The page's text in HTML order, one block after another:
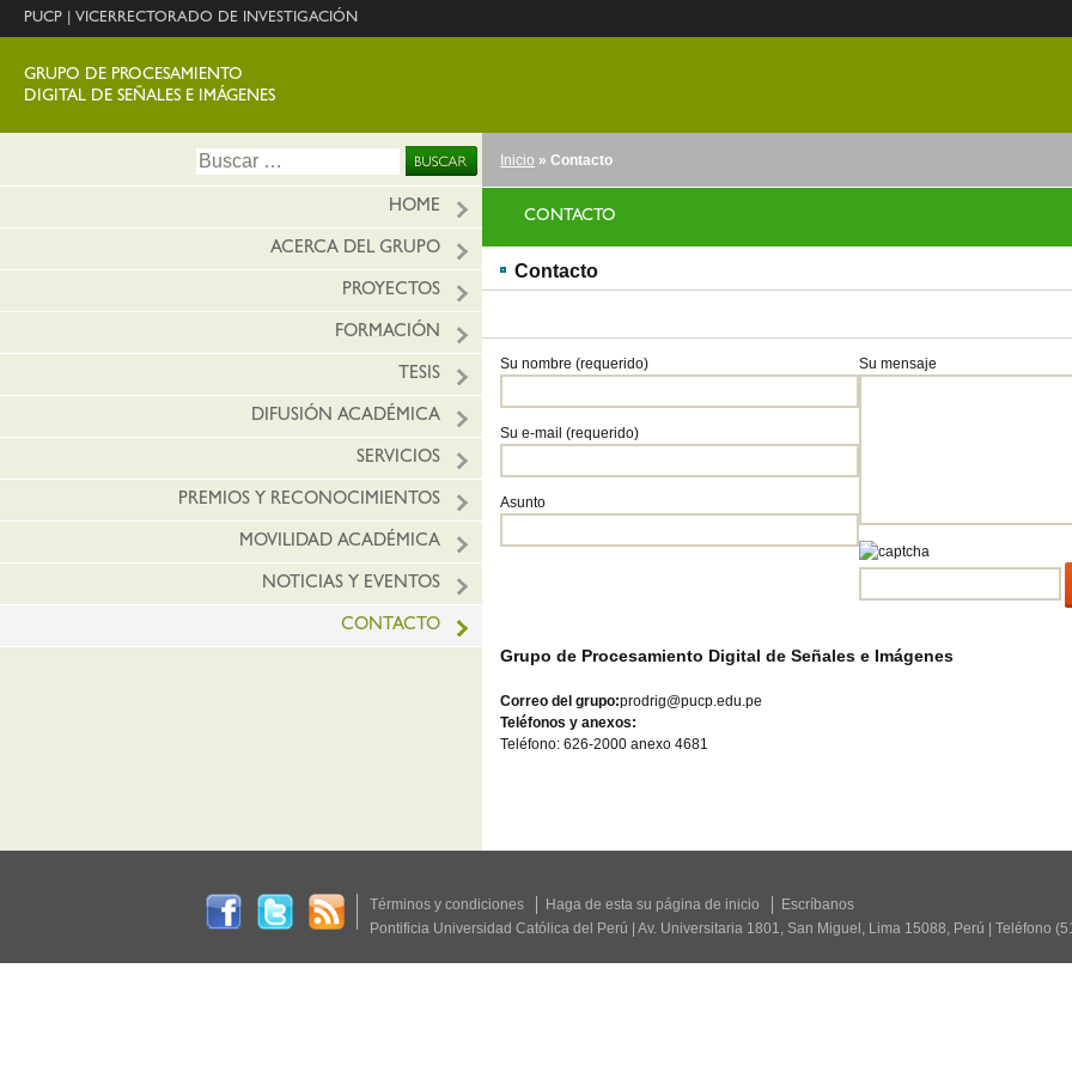
PUCP VICERRECTORADO DE INVESTIGACIÓN
GRUPO DE PROCESAMIENTO
DIGITAL DE SEÑALES E IMÁGENES
Buscar:
HOME
ACERCA DEL GRUPO
PROYECTOS
FORMACIÓN
TESIS
DIFUSIÓN ACADÉMICA
SERVICIOS
PREMIOS Y RECONOCIMIENTOS
MOVILIDAD ACADÉMICA
NOTICIAS Y EVENTOS
CONTACTO
Inicio » Contacto
CONTACTO
Contacto
Su nombre (requerido)
Su e-mail (requerido)
Asunto
Su mensaje
Grupo de Procesamiento Digital de Señales e Imágenes
Correo del grupo:prodrig@pucp.edu.pe
Teléfonos y anexos:
Teléfono: 626-2000 anexo 4681
Términos y condiciones Haga de esta su página de inicio
Escríbanos
Pontificia Universidad Católica del Perú | Av. Universitaria 1801, San Miguel, Lima 15088, Perú | Teléfono